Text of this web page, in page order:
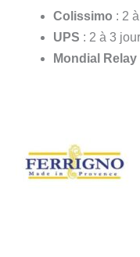
Colissimo : 2
UPS : 2 à 3
Mondial Relay